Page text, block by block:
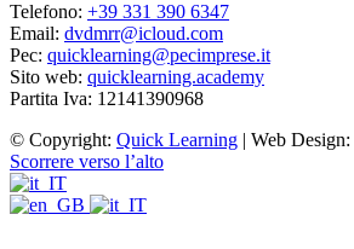
Telefono: +39 331 390 6347
Email: dvdmrr@icloud.com
Pec: quicklearning@pecimprese.it
Sito web: quicklearning.academy
Partita Iva: 12141390968
© Copyright: Quick Learning | Web Design:
Scorrere verso l’alto